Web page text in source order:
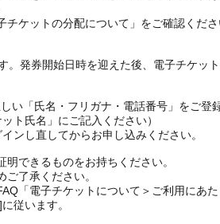
ケットの分配について」をご確認くださ
発券開始日時を迎えた後、電子チケッ
い「氏名・フリガナ・電話番号」をご登
ト氏名」にご記入ください）
ンし直してからお申し込みください。
できるものをお持ちください。
了承ください。
「電子チケットについて＞ご利用にあた
従います。